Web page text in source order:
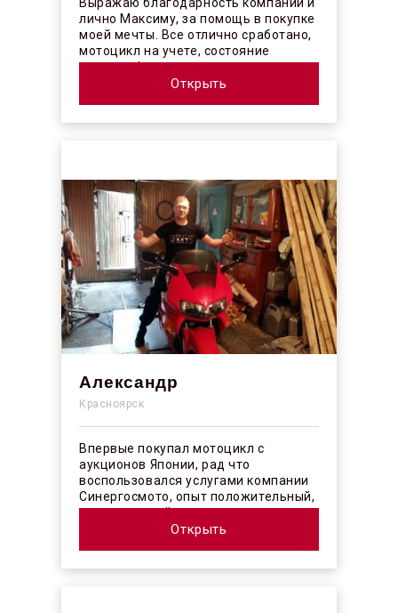
лично Максиму, за помощь в покупке
моей мечты. Все отлично сработано,
мотоцикл на учете, состояние
отличное! ...
Открыть
Александр
Красноярск
Впервые покупал мотоцикл с
аукционов Японии, рад что
воспользовался услугами компании
Синергосмото, опыт положительный,
коллектив действительно
профессионалы своего ...
Открыть